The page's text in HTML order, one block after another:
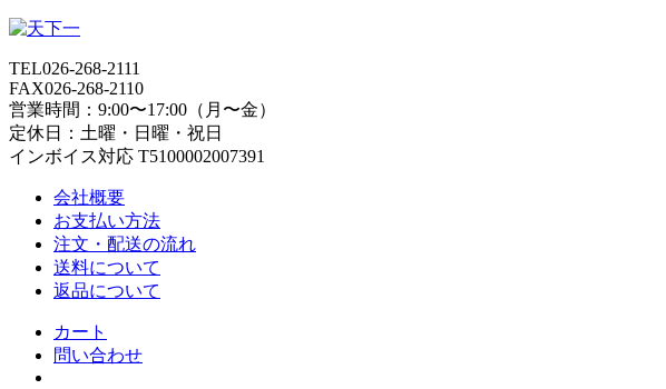
TEL026-268-2111
FAX026-268-2110
営業時間：9:00〜17:00（月〜金）
定休日：土曜・日曜・祝日
インボイス対応 T5100002007391
会社概要
お支払い方法
注文・配送の流れ
送料について
返品について
カート
問い合わせ